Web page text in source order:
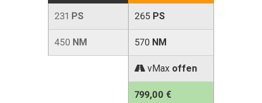
231 PS
450 NM
265 PS
570 NM
vMax offen
799,00 €